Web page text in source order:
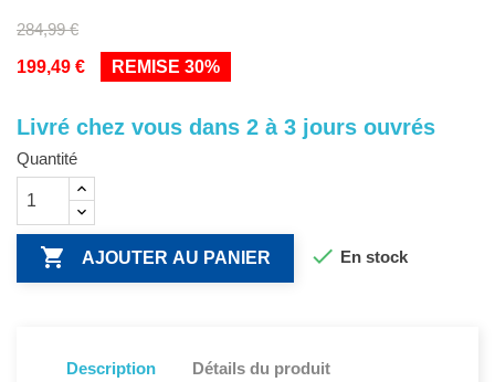
284,99 €
199,49 €
REMISE 30%
Livré chez vous dans 2 à 3 jours ouvrés
Quantité
 AJOUTER AU PANIER  En stock
Description Détails du produit